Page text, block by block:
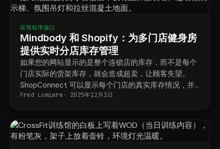
应用程序接口
Mindbody 和 Shopify：为多门店健身房
提供实时分店库存管理
如果您的网站显示的是整个连锁店的库存，而不是每个
门店实际的货架库存，就会造成超卖，让顾客失望。
ShopConnect 可以显示每个门店的真实库存情况，并
将每个订单分配到正确的门店。
Fred Lumiere 2025年12月1日